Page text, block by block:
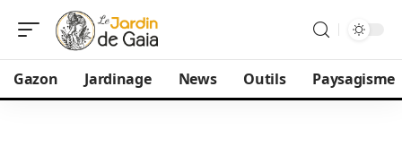
Gazon Jardinage News Outils Paysagisme